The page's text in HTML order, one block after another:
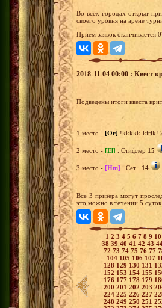
Во всех городах открыт
своего уровня на арене
Прием заявок оканчивается
2018-11-04 00:00 : Квест
Подведены итоги квеста
1 место - [Or] !kkkkk-kirik!
2 место - [El] . Стифлер 15
3 место - [Hm] _Сет_ 14
Все 3 призера могут
это можно в течении 5
1 2 3 4 5 6 7 8 9 10
38 39 40 41 42 43
72 73 74 75 76 77
104 105 106 107
128 129 130 131
152 153 154 155
176 177 178 179
200 201 202 203
224 225 226 227
248 249 250 251